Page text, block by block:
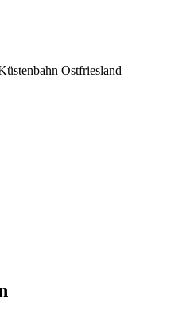
Ostfriesland